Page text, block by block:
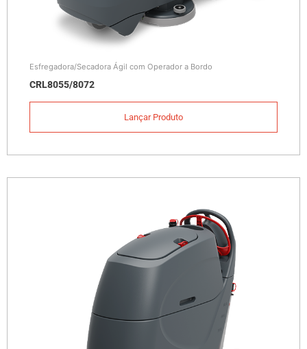
Esfregadora/Secadora Ágil com Operador a Bordo
CRL8055/8072
Lançar Produto